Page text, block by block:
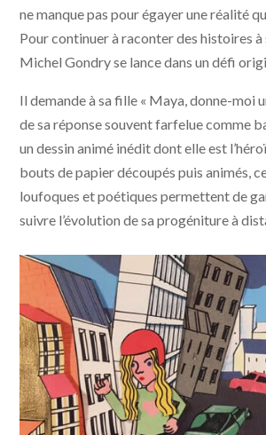
ne manque pas pour égayer une réalité
Pour continuer à raconter des histoires
Michel Gondry se lance dans un défi
Il demande à sa fille « Maya, donne-moi
de sa réponse souvent farfelue comme
un dessin animé inédit dont elle est
bouts de papier découpés puis animés,
loufoques et poétiques permettent de
suivre l’évolution de sa progéniture à